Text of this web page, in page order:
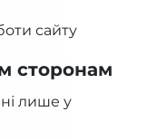
сайту
сторонам
лише у